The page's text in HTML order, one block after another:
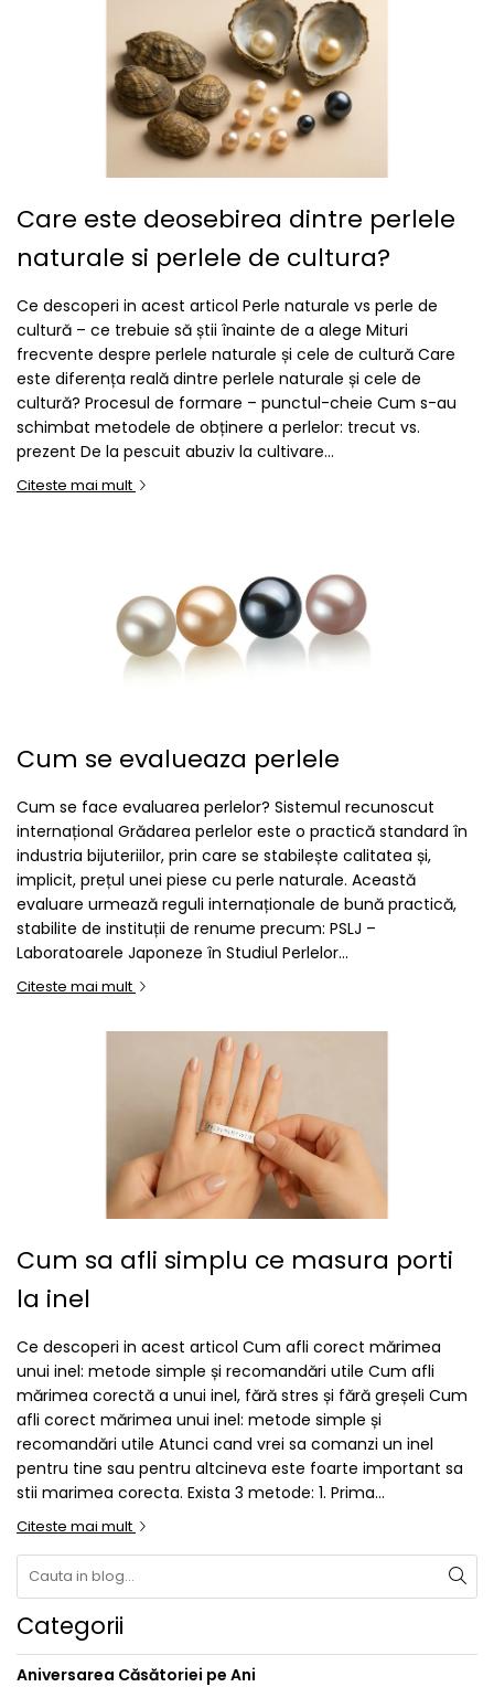
Care este deosebirea dintre perlele
naturale si perlele de cultura?
Ce descoperi in acest articol Perle naturale vs perle de
cultură – ce trebuie să știi înainte de a alege Mituri
frecvente despre perlele naturale și cele de cultură Care
este diferența reală dintre perlele naturale și cele de
cultură? Procesul de formare – punctul-cheie Cum s-au
schimbat metodele de obținere a perlelor: trecut vs.
prezent De la pescuit abuziv la cultivare...
Citeste mai mult
Cum se evalueaza perlele
Cum se face evaluarea perlelor? Sistemul recunoscut
internațional Grădarea perlelor este o practică standard în
industria bijuteriilor, prin care se stabilește calitatea și,
implicit, prețul unei piese cu perle naturale. Această
evaluare urmează reguli internaționale de bună practică,
stabilite de instituții de renume precum: PSLJ –
Laboratoarele Japoneze în Studiul Perlelor...
Citeste mai mult
Cum sa afli simplu ce masura porti
la inel
Ce descoperi in acest articol Cum afli corect mărimea
unui inel: metode simple și recomandări utile Cum afli
mărimea corectă a unui inel, fără stres și fără greșeli Cum
afli corect mărimea unui inel: metode simple și
recomandări utile Atunci cand vrei sa comanzi un inel
pentru tine sau pentru altcineva este foarte important sa
stii marimea corecta. Exista 3 metode: 1. Prima...
Citeste mai mult
Categorii
Aniversarea Căsătoriei pe Ani